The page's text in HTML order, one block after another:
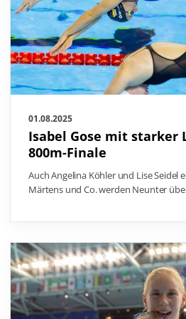
01.08.2025
Isabel Gose mit starker
800m-Finale
Auch Angelina Köhler und Lise Seidel
Märtens und Co. werden Neunter